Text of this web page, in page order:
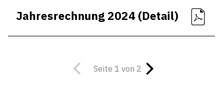
Jahresrechnung 2024 (Detail)
Seite 1 von 2